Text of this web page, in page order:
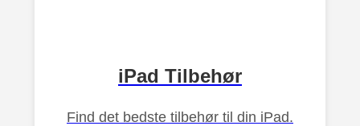
iPad Tilbehør
Find det bedste tilbehør til din iPad.